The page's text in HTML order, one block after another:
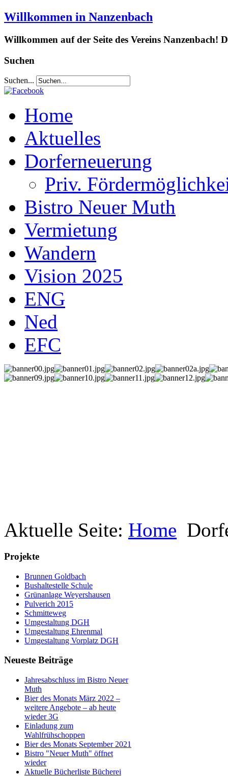
Willkommen in Nanzenbach
Willkommen auf der Seite des Vereins Nanzenbach!
Suchen
Suchen...
Home
Aktuelles
Dorferneuerung
Priv.
Bistro Neuer Muth
Vermietung
Wandern
Vision 2025
ENG
Ned
EFC
Aktuelle Seite: Home
Projekte
Brunnen Goldbach
Bushaltestelle Schule
Grünanlage Weyershausen
Pulverich 2015
Schmitteweg
Umgestaltung DGH
Umgestaltung Ehrenmal
Umgestaltung Vorplatz DGH
Neueste Beiträge
Jahresabschluss im Bistro Neuer
Muth
Bier des Monats März 2022 –
weitere Angebote – ab heute
wieder 3G
Einladung zum
Wahlfrühschoppen
Bier des Monats September 2021
Bistro "Neuer Muth" öffnet
wieder
Aktuelle Bücherliste Bücherei